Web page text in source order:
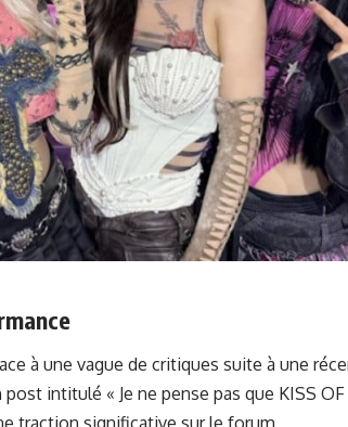
à une vague de critiques suite à une
intitulé « Je ne pense pas que KISS OF